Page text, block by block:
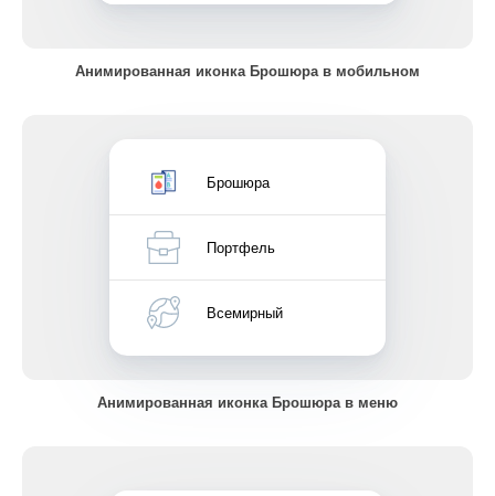
Анимированная иконка Брошюра в мобильном
Брошюра
Портфель
Всемирный
Анимированная иконка Брошюра в меню